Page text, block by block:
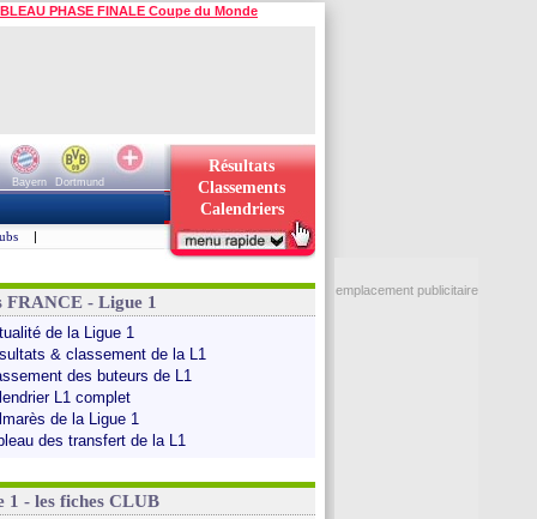
PHASE FINALE Coupe du Monde
Bayern
Dortmund
Résultats
Classements
Calendriers
|
FRANCE - Ligue 1
de la Ligue 1
& classement de la L1
des buteurs de L1
L1 complet
de la Ligue 1
des transfert de la L1
1 - les fiches CLUB
emplacement publicitaire